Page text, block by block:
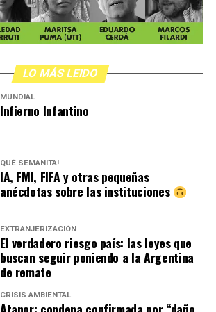
LO MÁS LEIDO
MUNDIAL
Infierno Infantino
QUÉ SEMANITA!
IA, FMI, FIFA y otras pequeñas
anécdotas sobre las instituciones
EXTRANJERIZACIÓN
El verdadero riesgo país: las leyes que
buscan seguir poniendo a la Argentina
de remate
CRISIS AMBIENTAL